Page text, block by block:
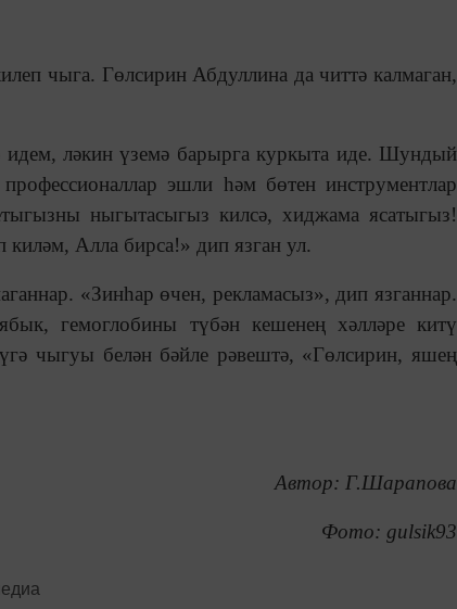
чыга. Гөлсирин Абдуллина да читтә калмаган,
ләкин үземә барырга куркыта иде. Шундый
эшли һәм бөтен инструментлар
ныгытасыгыз килсә, хиджама ясатыгыз!
Алла бирса!» дип язган ул.
«Зинһар өчен, рекламасыз», дип язганнар.
гемоглобины түбән кешенең хәлләре китү
чыгуы белән бәйле рәвештә, «Гөлсирин, яшең
Автор: Г.Шарапова
Фото: gulsik93